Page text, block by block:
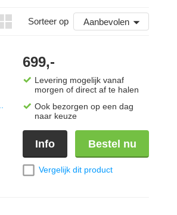
Sorteer op Aanbevolen
699,-
Levering mogelijk vanaf
morgen of direct af te halen
Ook bezorgen op een dag
naar keuze
Info Bestel nu
Vergelijk dit product